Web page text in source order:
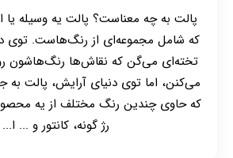
پالت به چه معناست؟ پالت یه وسیله یا
که شامل مجموعه‌ای از رنگ‌هاست. توی
تخته‌ای می‌گن که نقاش‌ها رنگ‌هاشون
می‌کنن، اما توی دنیای آرایش، پالت به
که حاوی چندین رنگ مختلف از یه
رژ گونه، کانتور و ... ا...